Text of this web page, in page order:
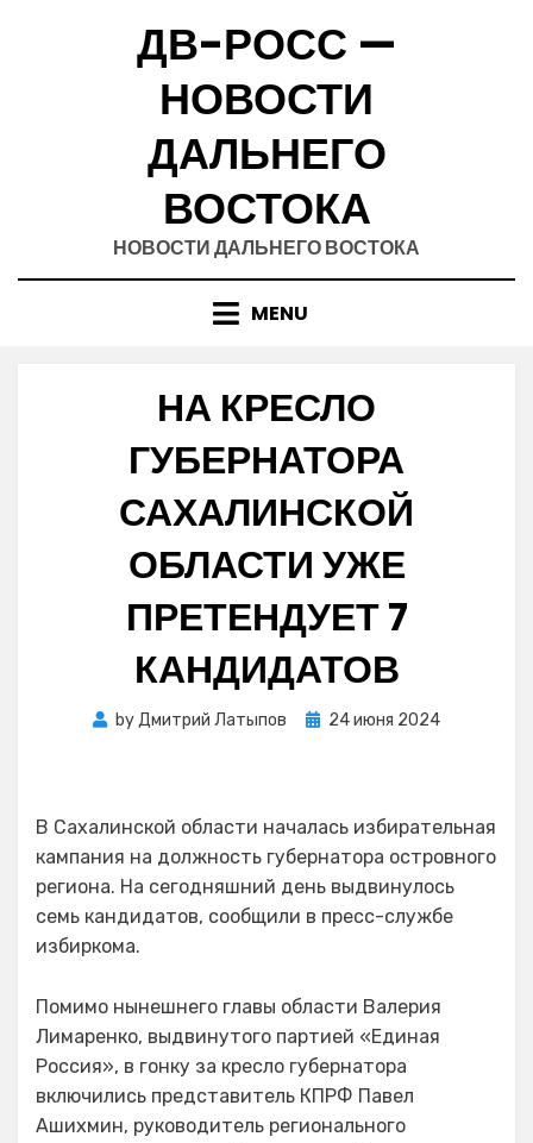
ДВ-РОСС —
НОВОСТИ
ДАЛЬНЕГО
ВОСТОКА
НОВОСТИ ДАЛЬНЕГО ВОСТОКА
MENU
НА КРЕСЛО
ГУБЕРНАТОРА
САХАЛИНСКОЙ
ОБЛАСТИ УЖЕ
ПРЕТЕНДУЕТ 7
КАНДИДАТОВ
byДмитрий Латыпов
Posted
24 июня 2024
В Сахалинской области началась избирательная
кампания на должность губернатора островного
региона. На сегодняшний день выдвинулось
семь кандидатов, сообщили в пресс-службе
избиркома.
Помимо нынешнего главы области Валерия
Лимаренко, выдвинутого партией «Единая
Россия», в гонку за кресло губернатора
включились представитель КПРФ Павел
Ашихмин, руководитель регионального